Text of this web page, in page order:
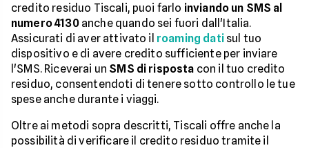
credito residuo Tiscali, puoi farlo inviando un SMS al
numero 4130anche quando sei fuori dall'Italia.
Assicurati di aver attivato il roaming datisul tuo
dispositivo e di avere credito sufficiente per inviare
l'SMS. Riceverai un SMS di risposta con il tuo credito
residuo, consentendoti di tenere sotto controllo le tue
spese anche durante i viaggi.
Oltre ai metodi sopra descritti, Tiscali offre anche la
possibilità di verificare il credito residuo tramite il